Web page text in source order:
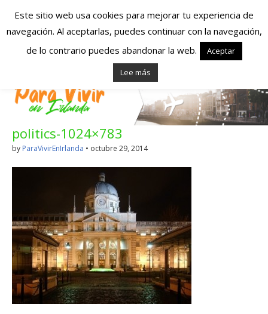
Españoles en
Irlanda – Vivir en
Irlanda – Trabajo
en Irlanda –
Alojamiento en
Irlanda
Blog dedicado a los que viven, estudian y trabajan en
Irlanda!
politics-1024×783
by ParaVivirEnIrlanda • octubre 29, 2014
Este sitio web usa cookies para mejorar tu experiencia de
navegación. Al aceptarlas, puedes continuar con la navegación,
de lo contrario puedes abandonar la web.
Aceptar
Lee más